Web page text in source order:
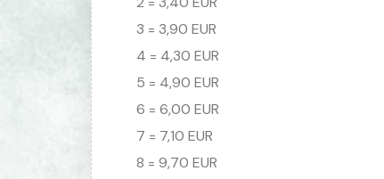
3 = 3,90 EUR
4 = 4,30 EUR
5 = 4,90 EUR
6 = 6,00 EUR
7 = 7,10 EUR
8 = 9,70 EUR